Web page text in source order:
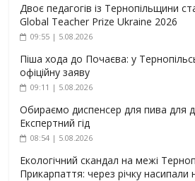
Двоє педагогів із Тернопільщини
Global Teacher Prize Ukraine 2026
09:55 | 5.08.2026
Піша хода до Почаєва: у
офіційну заяву
09:11 | 5.08.2026
Обираємо диспенсер для пива для
Експертний гід
08:54 | 5.08.2026
Екологічний скандал на межі
Прикарпаття: через річку насипали